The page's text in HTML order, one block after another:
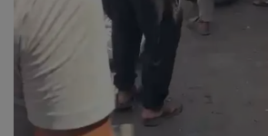
જુનાગઢ
Support US
બજારના સમાચાર